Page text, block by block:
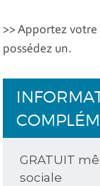
>> Apportez
possédez un.
GRATUIT
sociale